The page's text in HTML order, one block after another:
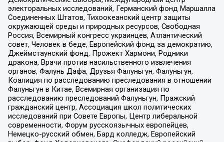
электоральных исследований, Германский фонд Маршалла
Соединенных Штатов, Тихоокеанский центр защиты
окружающей среды и природных ресурсов, Свободная
Россия, Всемирный конгресс украинцев, Атлантический
совет, Человек в беде, Европейский фонд за демократию,
Джеймстаунский фонд, Прожект Хармони, Родники
дракона, Врачи против насильственного извлечения
органов, Фалунь Дафа, Друзья Фалуньгун, Фалуньгун,
Коалиция по расследованию преследования в отношении
Фалуньгун в Китае, Всемирная организация по
расследованию преследований Фалуньгун, Пражский
гражданский центр, Ассоциация школ политических
исследований при Совете Европы, Центр либеральной
современности, Форум русскоязычных европейцев,
Немецко-русский обмен, Бард колледж, Европейский